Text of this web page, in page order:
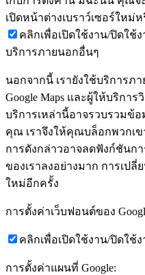
เปิดหน้าต่างเบราว์เซอร์ใหม่
คลิกเพื่อเปิดใช้งาน/ปิดใช้
บริการภายนอกอื่นๆ
นอกจากนี้ เรายังใช้บริการภา
Google Maps และผู้ให้บริกา
บริการเหล่านี้อาจรวบรวมข้
คุณ เราจึงให้คุณบล็อกพวกเ
การดังกล่าวอาจลดฟังก์ชันก
ของเราลงอย่างมาก การเป
ใหม่อีกครั้ง
การตั้งค่าเว็บฟอนต์ของ
คลิกเพื่อเปิดใช้งาน/ปิดใช้ง
การตั้งค่าแผนที่ Google: